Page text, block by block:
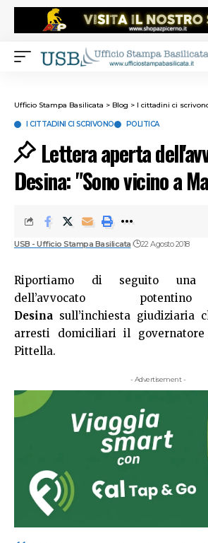
Ufficio Stampa Basilicata > Blog > I cittadini ci
I CITTADINI CI SCRIVONO POLITICA
Lettera aperta
Desina: "Sono vicino a
USB - Ufficio Stampa Basilicata 22 Agosto 2018
Riportiamo di seguito una
dell’avvocato
Desina sull’inchiesta giudiziaria
arresti domiciliari il governatore
Pittella.
- Advertisement -